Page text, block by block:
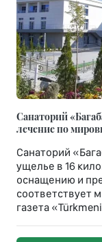
Санаторий
лечение по
Санаторий
ущелье в 16
оснащению и
соответствует
газета